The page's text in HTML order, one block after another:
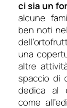
ci sia un
alcune
ben noti
una
altre
spaccio di
dedica al
come